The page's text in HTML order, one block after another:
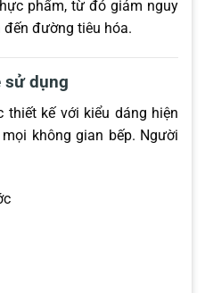
phẩm, từ đó giảm nguy
đường tiêu hóa.
sử dụng
thiết kế với kiểu dáng hiện
không gian bếp. Người